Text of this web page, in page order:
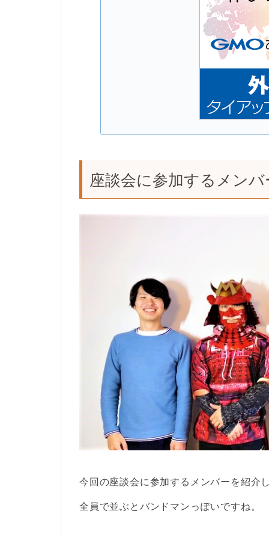
座談会に参加するメン
今回の座談会に参加するメンバーを紹介
全員で並ぶとバンドマンっぽいですね。